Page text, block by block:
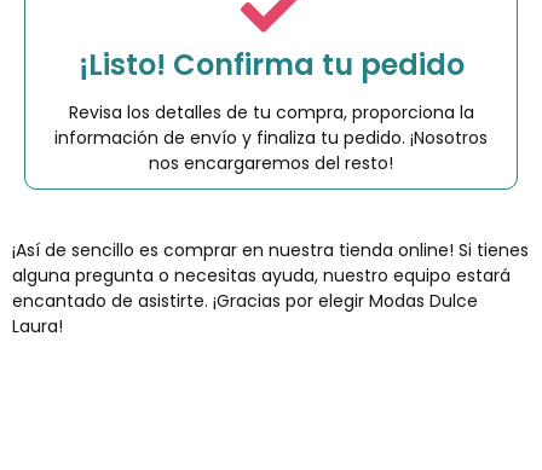
¡Listo! Confirma tu pedido
Revisa los detalles de tu compra, proporciona la
información de envío y finaliza tu pedido. ¡Nosotros
nos encargaremos del resto!
¡Así de sencillo es comprar en nuestra tienda online! Si tienes
alguna pregunta o necesitas ayuda, nuestro equipo estará
encantado de asistirte. ¡Gracias por elegir Modas Dulce
Laura!